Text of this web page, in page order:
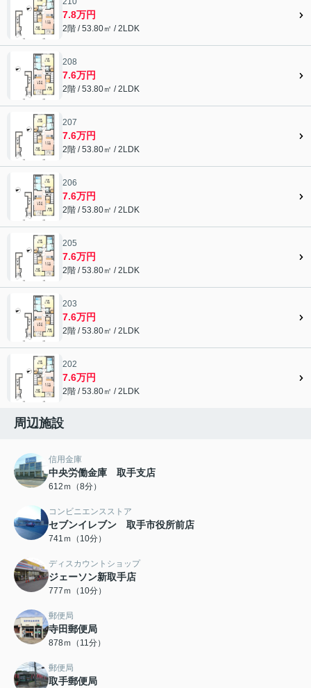
7.8万円
2階 / 53.80㎡ / 2LDK
208
7.6万円
2階 / 53.80㎡ / 2LDK
207
7.6万円
2階 / 53.80㎡ / 2LDK
206
7.6万円
2階 / 53.80㎡ / 2LDK
205
7.6万円
2階 / 53.80㎡ / 2LDK
203
7.6万円
2階 / 53.80㎡ / 2LDK
202
7.6万円
2階 / 53.80㎡ / 2LDK
周辺施設
信用金庫
中央労働金庫 取手支店
612ｍ（8分）
コンビニエンスストア
セブンイレブン 取手市役所前店
741ｍ（10分）
ディスカウントショップ
ジェーソン新取手店
777ｍ（10分）
郵便局
寺田郵便局
878ｍ（11分）
郵便局
取手郵便局